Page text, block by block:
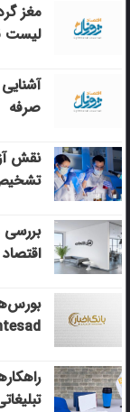
مغز
لیست
صرفه
نقش
اقتصاد